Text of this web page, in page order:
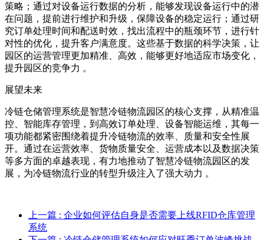
策略；通过对设备运行数据的分析，能够发现设备运行中的潜
在问题，提前进行维护和升级，保障设备的稳定运行；通过研
究订单处理时间和配送时效，找出流程中的瓶颈环节，进行针
对性的优化，提升客户满意度。这些基于数据的科学决策，让
园区的运营管理更加精准、高效，能够更好地适应市场变化，
提升园区的竞争力 。
展望未来
冷链仓储管理系统是智慧冷链物流园区的核心支撑，从精准温
控、智能库存管理，到高效订单处理、设备智能运维，其每一
项功能都紧密围绕着提升冷链物流的效率、质量和安全性展
开。通过在运营效率、货物质量安全、运营成本以及数据决策
等多方面的卓越表现，有力地推动了智慧冷链物流园区的发
展，为冷链物流行业的转型升级注入了强大动力 。
上一篇 : 企业如何评估自身是否需要上线RFID仓库管理
系统